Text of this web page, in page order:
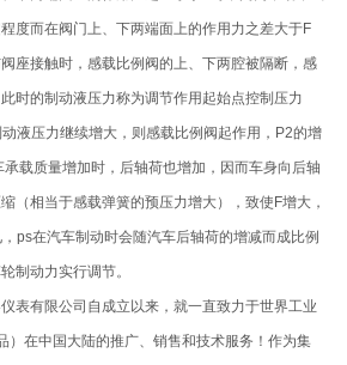
度而在阀门上、下两端面上的作用力之差大于F
座接触时，感载比例阀的上、下两腔被隔断，感
时的制动液压力称为调节作用起始点控制压力
动液压力继续增大，则感载比例阀起作用，P2的增
载质量增加时，后轴荷也增加，因而车身向后轴
（相当于感载弹簧的预压力增大），致使F增大，
ps在汽车制动时会随汽车后轴荷的增减而成比例
制动力实行调节。
表有限公司自成立以来，就一直致力于世界工业
）在中国大陆的推广、销售和技术服务！作为集